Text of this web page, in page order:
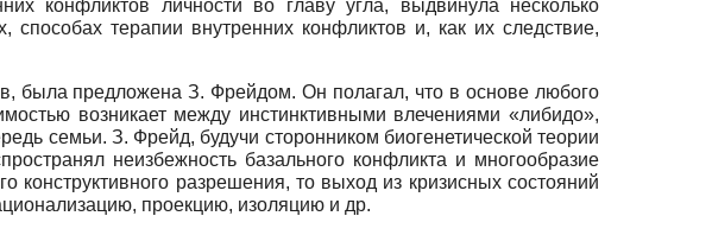
конфликтов личности во главу угла, выдвинула несколько
терапии внутренних конфликтов и, как их следствие,
была предложена З. Фрейдом. Он полагал, что в основе любого
возникает между инстинктивными влечениями «либидо»,
семьи. З. Фрейд, будучи сторонником биогенетической теории
неизбежность базального конфликта и многообразие
разрешения, то выход из кризисных состояний
проекцию, изоляцию и др.